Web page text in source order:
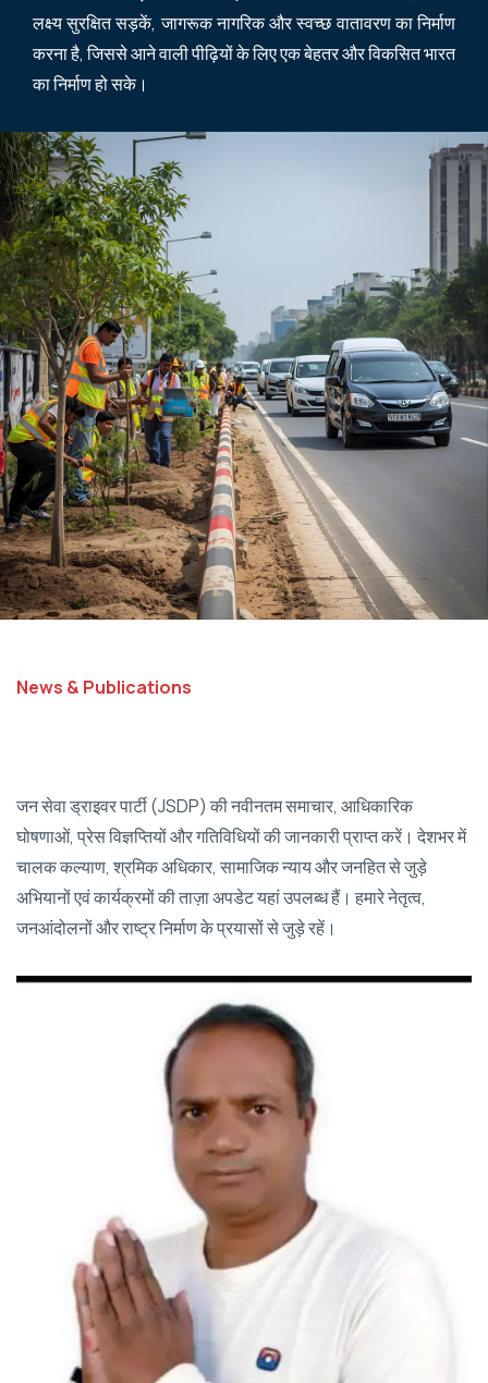
लक्ष्य सुरक्षित सड़कें, जागरूक नागरिक और स्वच्छ वातावरण का निर्माण
करना है, जिससे आने वाली पीढ़ियों के लिए एक बेहतर और विकसित भारत
का निर्माण हो सके।
News & Publications
जन सेवा ड्राइवर पार्टी (JSDP) की नवीनतम समाचार, आधिकारिक
घोषणाओं, प्रेस विज्ञप्तियों और गतिविधियों की जानकारी प्राप्त करें। देशभर में
चालक कल्याण, श्रमिक अधिकार, सामाजिक न्याय और जनहित से जुड़े
अभियानों एवं कार्यक्रमों की ताज़ा अपडेट यहां उपलब्ध हैं। हमारे नेतृत्व,
जनआंदोलनों और राष्ट्र निर्माण के प्रयासों से जुड़े रहें।